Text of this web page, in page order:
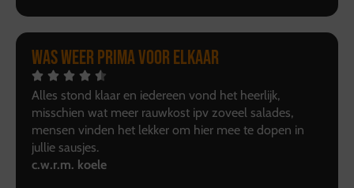
Was weer prima voor elkaar
Alles stond klaar en iedereen vond het heerlijk,
misschien wat meer rauwkost ipv zoveel salades,
mensen vinden het lekker om hier mee te dopen in
jullie sausjes.
c.w.r.m. koele